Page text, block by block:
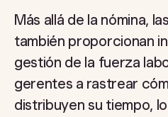
Más allá de la nómina,
también proporcionan
gestión de la fuerza
gerentes a rastrear
distribuyen su tiempo,